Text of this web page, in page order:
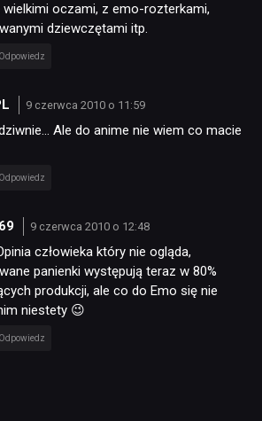
oczami, z emo-rozterkami,
dziewczętami itp.
Odpowiedz
9 czerwca 2010 o 11:59
Ale do anime nie wiem co macie
Odpowiedz
9 czerwca 2010 o 12:48
człowieka który nie ogląda,
panienki występują teraz w 80%
produkcji, ale co do Emo się nie
niestety 😉
Odpowiedz